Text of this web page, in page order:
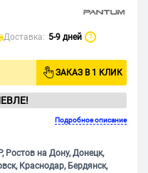
Доставка: 5-9 дней ?
ЗАКАЗ В 1 КЛИК
Подробное описание
на Дону, Донецк,
Краснодар, Бердянск,